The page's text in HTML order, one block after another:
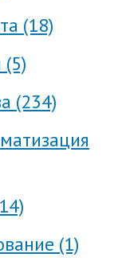
(18)
(234)
(1)